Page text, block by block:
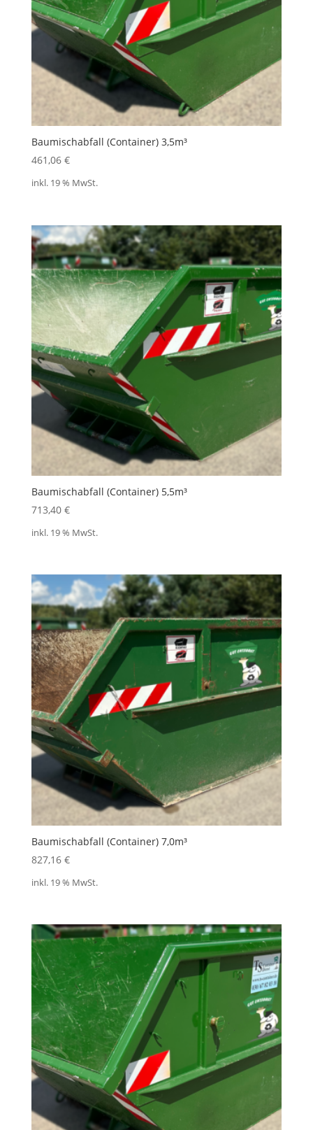
Baumischabfall (Container) 3,5m³
461,06 €
inkl. 19 % MwSt.
Baumischabfall (Container) 5,5m³
713,40 €
inkl. 19 % MwSt.
Baumischabfall (Container) 7,0m³
827,16 €
inkl. 19 % MwSt.